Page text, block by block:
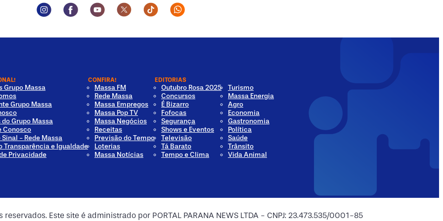
Instagram Social Media
Facebook Social Media
Youtube Social Media
Twitter Social Media
Tiktok Social Media
Whatsapp Social Media
Grupo Massa
Grupo Massa
Grupo Massa
Conosco
Sinal - Rede Massa
Transparência e Igualdade
Privacidade
CONFIRA!
Massa FM
Rede Massa
Massa Empregos
Massa Pop TV
Massa Negócios
Receitas
Previsão do Tempo
Loterias
Massa Notícias
EDITORIAS
Outubro Rosa 2025
Concursos
É Bizarro
Fofocas
Segurança
Shows e Eventos
Televisão
Tá Barato
Tempo e Clima
Turismo
Massa Energia
Agro
Economia
Gastronomia
Política
Saúde
Trânsito
Vida Animal
Este site é administrado por PORTAL PARANA NEWS LTDA - CNPJ: 23.473.535/0001-85